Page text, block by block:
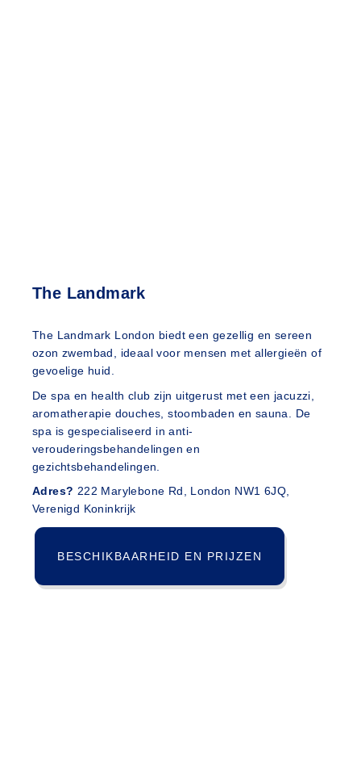
The Landmark
The Landmark London biedt een gezellig en sereen
ozon zwembad, ideaal voor mensen met allergieën of
gevoelige huid.
De spa en health club zijn uitgerust met een jacuzzi,
aromatherapie douches, stoombaden en sauna. De
spa is gespecialiseerd in anti-
verouderingsbehandelingen en
gezichtsbehandelingen.
Adres? 222 Marylebone Rd, London NW1 6JQ,
Verenigd Koninkrijk
BESCHIKBAARHEID EN PRIJZEN